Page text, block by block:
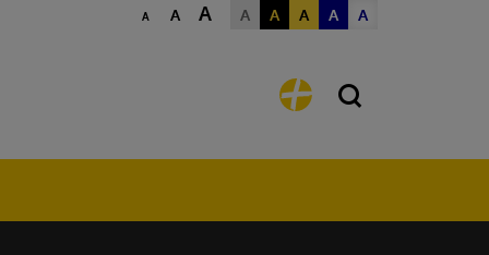
A A A A A A A A